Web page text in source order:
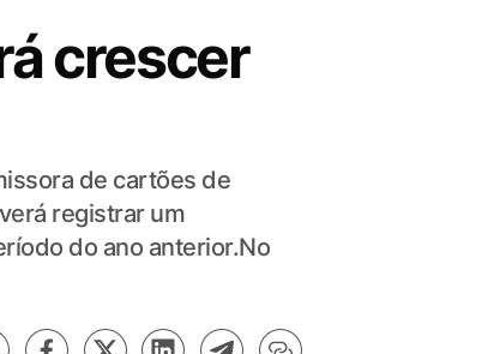
crescer
de cartões de
registrar um
do ano anterior.No